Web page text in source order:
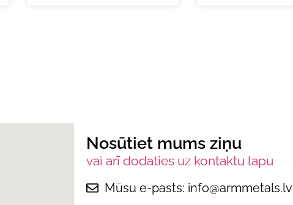
Nosūtiet mums ziņu
vai arī dodaties uz kontaktu lapu
Mūsu e-pasts: info@armmetals.lv